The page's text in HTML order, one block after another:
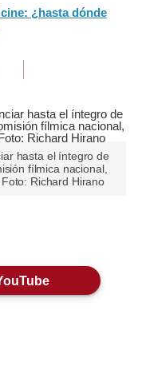
¿hasta dónde
hasta el íntegro de
fílmica nacional,
Richard Hirano